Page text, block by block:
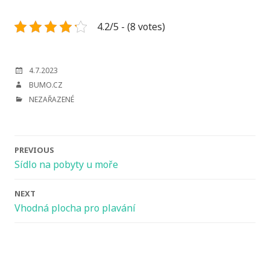
4.2/5 - (8 votes)
POSTED
4.7.2023
AUTHOR
BUMO.CZ
CATEGORIES
NEZAŘAZENÉ
Post
navigation
PREVIOUS
Sídlo na pobyty u moře
NEXT
Vhodná plocha pro plavání